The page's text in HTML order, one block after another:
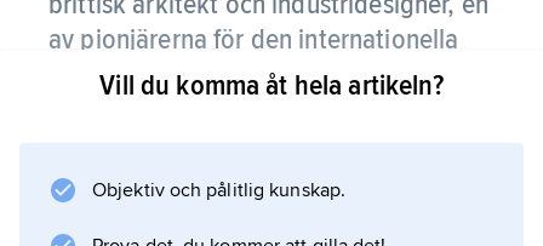
av pionjärerna för den internationella
modernismen i 1930-talets
tillsammans med Jack Pritchard firman Isokon,
som bl.a. tillverkade möbler av Coates i
Vill du komma åt hela artikeln?
Objektiv och pålitlig kunskap.